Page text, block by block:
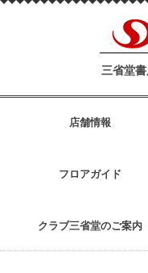
三省堂
店舗情報
フロアガイド
クラブ三省堂のご案内